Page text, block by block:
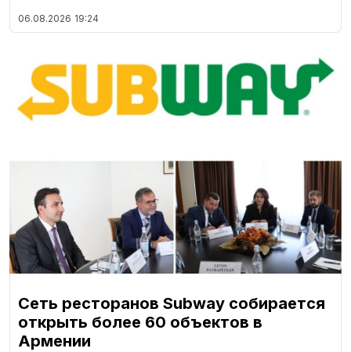
06.08.2026 19:24
Сеть ресторанов Subway собирается
открыть более 60 объектов в
Армении